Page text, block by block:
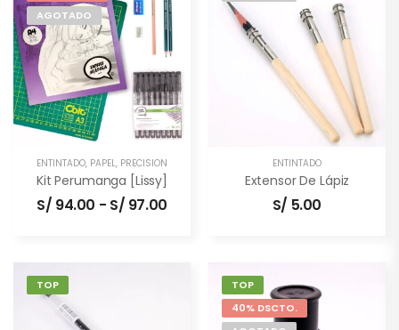
AGOTADO
ENTINTADO, PAPEL, PRECISIÓN
Kit Perumanga [Lissy]
S/ 94.00 - S/ 97.00
ENTINTADO
Extensor De Lápiz
S/ 5.00
TOP
TOP
40% DSCTO.